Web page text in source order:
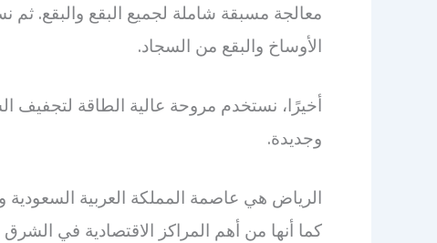
معالجة مسبقة شاملة لجميع البقع والبقع. ثم
الأوساخ والبقع من السجاد.
أخيرًا، نستخدم مروحة عالية الطاقة لتجفيف
وجديدة.
الرياض هي عاصمة المملكة العربية السعودية
كما أنها من أهم المراكز الاقتصادية في